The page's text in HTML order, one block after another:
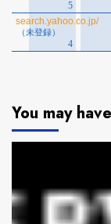
You may